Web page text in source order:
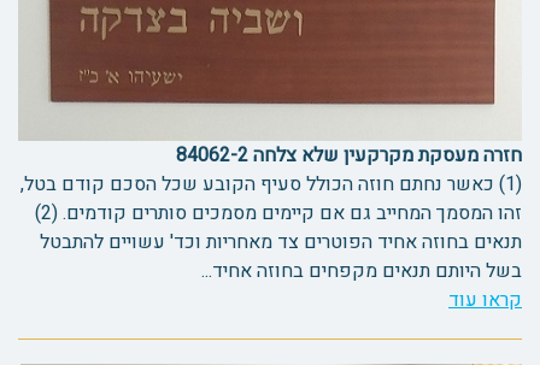
חזרה מעסקת מקרקעין שלא צלחה 84062-2
(1) כאשר נחתם חוזה הכולל סעיף הקובע שכל הסכם קודם בטל,
זהו המסמך המחייב גם אם קיימים מסמכים סותרים קודמים. (2)
תנאים בחוזה אחיד הפוטרים צד מאחריות וכד' עשויים להתבטל
בשל היותם תנאים מקפחים בחוזה אחיד...
קראו עוד